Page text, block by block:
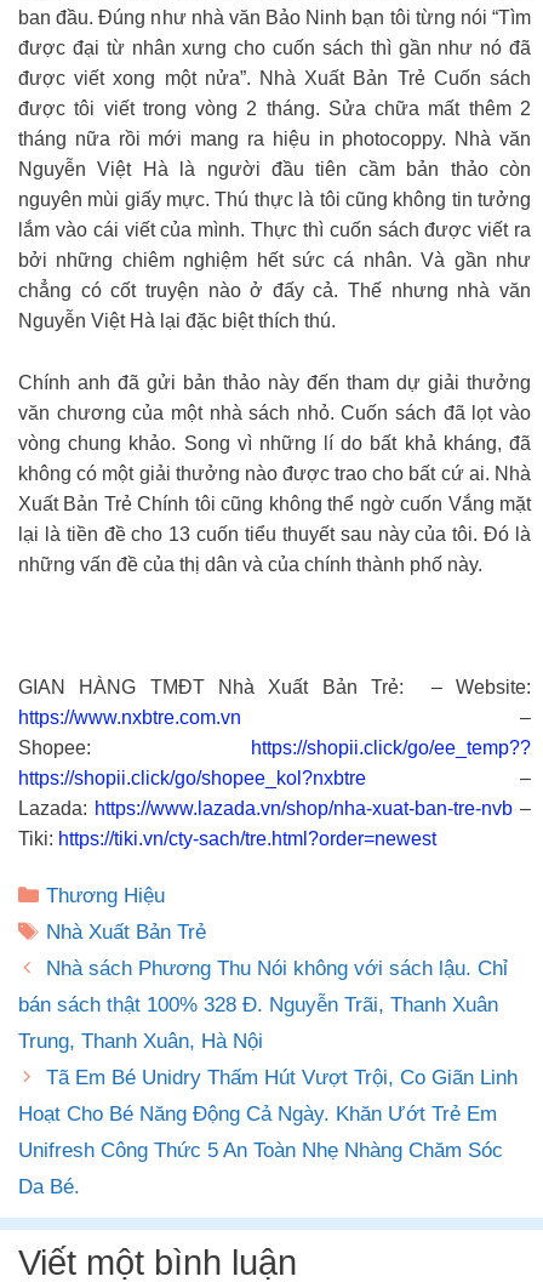
ban đầu. Đúng như nhà văn Bảo Ninh bạn tôi từng nói “Tìm
được đại từ nhân xưng cho cuốn sách thì gần như nó đã
được viết xong một nửa”. Nhà Xuất Bản Trẻ Cuốn sách
được tôi viết trong vòng 2 tháng. Sửa chữa mất thêm 2
tháng nữa rồi mới mang ra hiệu in photocoppy. Nhà văn
Nguyễn Việt Hà là người đầu tiên cầm bản thảo còn
nguyên mùi giấy mực. Thú thực là tôi cũng không tin tưởng
lắm vào cái viết của mình. Thực thì cuốn sách được viết ra
bởi những chiêm nghiệm hết sức cá nhân. Và gần như
chẳng có cốt truyện nào ở đấy cả. Thế nhưng nhà văn
Nguyễn Việt Hà lại đặc biệt thích thú.
Chính anh đã gửi bản thảo này đến tham dự giải thưởng
văn chương của một nhà sách nhỏ. Cuốn sách đã lọt vào
vòng chung khảo. Song vì những lí do bất khả kháng, đã
không có một giải thưởng nào được trao cho bất cứ ai. Nhà
Xuất Bản Trẻ Chính tôi cũng không thể ngờ cuốn Vắng mặt
lại là tiền đề cho 13 cuốn tiểu thuyết sau này của tôi. Đó là
những vấn đề của thị dân và của chính thành phố này.
GIAN HÀNG TMĐT Nhà Xuất Bản Trẻ: – Website:
https://www.nxbtre.com.vn –
Shopee:
https://shopii.click/go/ee_temp??
https://shopii.click/go/shopee_kol?nxbtre –
Lazada: https://www.lazada.vn/shop/nha-xuat-ban-tre-nvb –
Tiki: https://tiki.vn/cty-sach/tre.html?order=newest
Danh
mục
Thương Hiệu
Thẻ
Nhà Xuất Bản Trẻ
Nhà sách Phương Thu Nói không với sách lậu. Chỉ
bán sách thật 100% 328 Đ. Nguyễn Trãi, Thanh Xuân
Trung, Thanh Xuân, Hà Nội
Tã Em Bé Unidry Thấm Hút Vượt Trội, Co Giãn Linh
Hoạt Cho Bé Năng Động Cả Ngày. Khăn Ướt Trẻ Em
Unifresh Công Thức 5 An Toàn Nhẹ Nhàng Chăm Sóc
Da Bé.
Viết một bình luận